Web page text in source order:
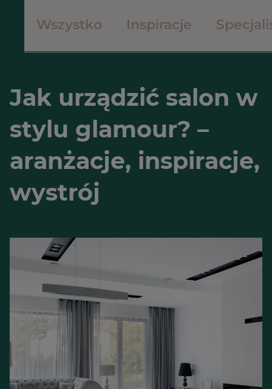
Wszystko Inspiracje
Jak urządzić salon w
stylu glamour? –
aranżacje, inspiracje,
wystrój